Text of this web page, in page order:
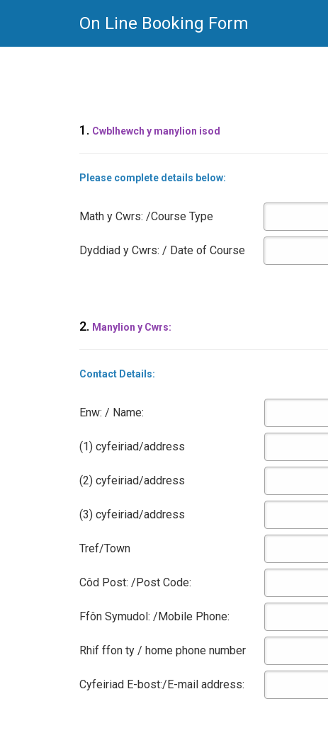
On Line Booking Form
1. Cwblhewch y manylion isod
Please complete details below:
Math y Cwrs: /Course Type
Dyddiad y Cwrs: / Date of Course
2. Manylion y Cwrs:
Contact Details:
Enw: / Name:
(1) cyfeiriad/address
(2) cyfeiriad/address
(3) cyfeiriad/address
Tref/Town
Côd Post: /Post Code:
Ffôn Symudol: /Mobile Phone:
Rhif ffon ty / home phone number
Cyfeiriad E-bost:/E-mail address: